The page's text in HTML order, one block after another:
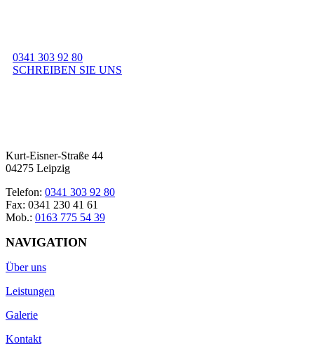
0341 303 92 80
SCHREIBEN SIE UNS
Kurt-Eisner-Straße 44
04275 Leipzig
Telefon: 0341 303 92 80
Fax: 0341 230 41 61
Mob.: 0163 775 54 39
NAVIGATION
Über uns
Leistungen
Galerie
Kontakt